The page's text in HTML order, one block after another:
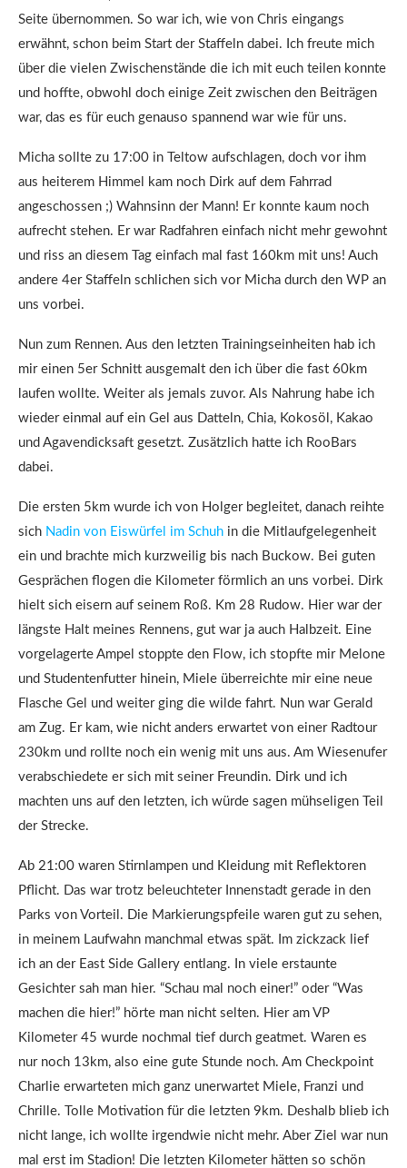
Seite übernommen. So war ich, wie von Chris eingangs
erwähnt, schon beim Start der Staffeln dabei. Ich freute mich
über die vielen Zwischenstände die ich mit euch teilen konnte
und hoffte, obwohl doch einige Zeit zwischen den Beiträgen
war, das es für euch genauso spannend war wie für uns.
Micha sollte zu 17:00 in Teltow aufschlagen, doch vor ihm
aus heiterem Himmel kam noch Dirk auf dem Fahrrad
angeschossen ;) Wahnsinn der Mann! Er konnte kaum noch
aufrecht stehen. Er war Radfahren einfach nicht mehr gewohnt
und riss an diesem Tag einfach mal fast 160km mit uns! Auch
andere 4er Staffeln schlichen sich vor Micha durch den WP an
uns vorbei.
Nun zum Rennen. Aus den letzten Trainingseinheiten hab ich
mir einen 5er Schnitt ausgemalt den ich über die fast 60km
laufen wollte. Weiter als jemals zuvor. Als Nahrung habe ich
wieder einmal auf ein Gel aus Datteln, Chia, Kokosöl, Kakao
und Agavendicksaft gesetzt. Zusätzlich hatte ich RooBars
dabei.
Die ersten 5km wurde ich von Holger begleitet, danach reihte
sich Nadin von Eiswürfel im Schuh in die Mitlaufgelegenheit
ein und brachte mich kurzweilig bis nach Buckow. Bei guten
Gesprächen flogen die Kilometer förmlich an uns vorbei. Dirk
hielt sich eisern auf seinem Roß. Km 28 Rudow. Hier war der
längste Halt meines Rennens, gut war ja auch Halbzeit. Eine
vorgelagerte Ampel stoppte den Flow, ich stopfte mir Melone
und Studentenfutter hinein, Miele überreichte mir eine neue
Flasche Gel und weiter ging die wilde fahrt. Nun war Gerald
am Zug. Er kam, wie nicht anders erwartet von einer Radtour
230km und rollte noch ein wenig mit uns aus. Am Wiesenufer
verabschiedete er sich mit seiner Freundin. Dirk und ich
machten uns auf den letzten, ich würde sagen mühseligen Teil
der Strecke.
Ab 21:00 waren Stirnlampen und Kleidung mit Reflektoren
Pflicht. Das war trotz beleuchteter Innenstadt gerade in den
Parks von Vorteil. Die Markierungspfeile waren gut zu sehen,
in meinem Laufwahn manchmal etwas spät. Im zickzack lief
ich an der East Side Gallery entlang. In viele erstaunte
Gesichter sah man hier. “Schau mal noch einer!” oder “Was
machen die hier!” hörte man nicht selten. Hier am VP
Kilometer 45 wurde nochmal tief durch geatmet. Waren es
nur noch 13km, also eine gute Stunde noch. Am Checkpoint
Charlie erwarteten mich ganz unerwartet Miele, Franzi und
Chrille. Tolle Motivation für die letzten 9km. Deshalb blieb ich
nicht lange, ich wollte irgendwie nicht mehr. Aber Ziel war nun
mal erst im Stadion! Die letzten Kilometer hätten so schön